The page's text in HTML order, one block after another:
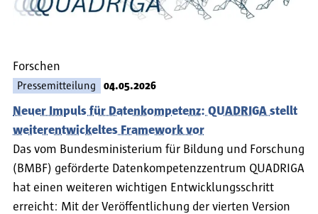
Forschen
Pressemitteilung 04.05.2026
Neuer Impuls für Datenkompetenz: QUADRIGA stellt
weiterentwickeltes Framework vor
Das vom Bundesministerium für Bildung und Forschung
(BMBF) geförderte Datenkompetenzzentrum QUADRIGA
hat einen weiteren wichtigen Entwicklungsschritt
erreicht: Mit der Veröffentlichung der vierten Version